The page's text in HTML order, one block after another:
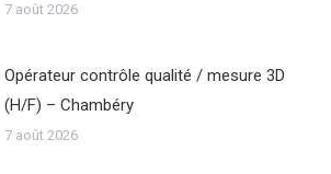
7 août 2026
Opérateur contrôle qualité / mesure 3D
(H/F) – Chambéry
7 août 2026